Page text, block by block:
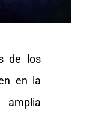
de los
en la
amplia